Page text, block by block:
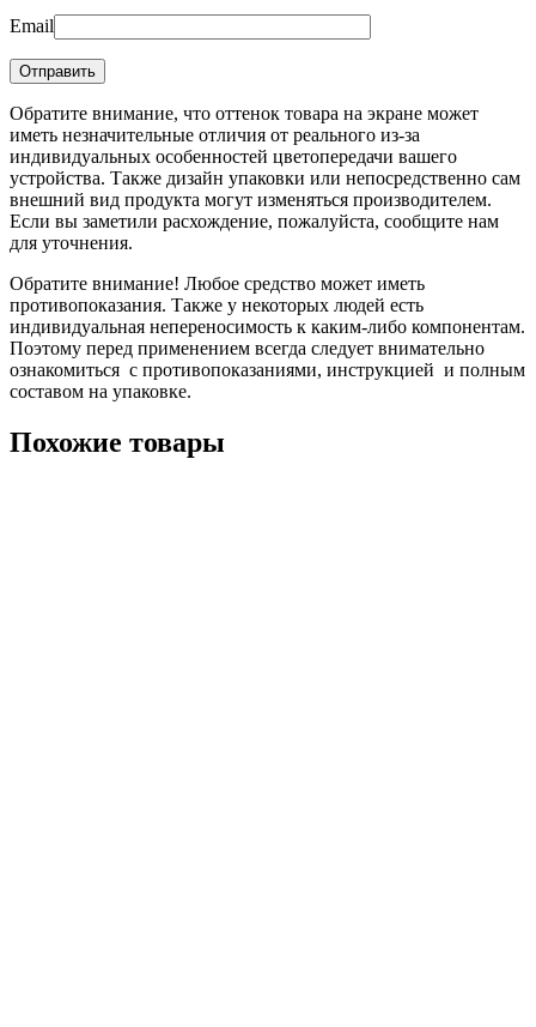
Email
Обратите внимание, что оттенок товара на экране может
иметь незначительные отличия от реального из-за
индивидуальных особенностей цветопередачи вашего
устройства. Также дизайн упаковки или непосредственно сам
внешний вид продукта могут изменяться производителем.
Если вы заметили расхождение, пожалуйста, сообщите нам
для уточнения.
Обратите внимание! Любое средство может иметь
противопоказания. Также у некоторых людей есть
индивидуальная непереносимость к каким-либо компонентам.
Поэтому перед применением всегда следует внимательно
ознакомиться с противопоказаниями, инструкцией и полным
составом на упаковке.
Похожие товары